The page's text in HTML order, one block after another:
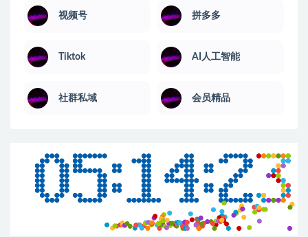
视频号 拼多多
Tiktok AI人工智能
社群私域 会员精品